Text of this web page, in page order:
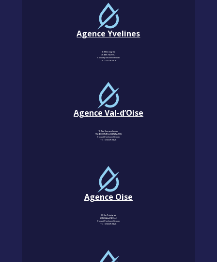
Agence Yvelines
3, Allée magritte
78400 CHATOU
Contact@km-humidite.com
Tel :01 30 76 13 26
Agence Val-d’Oise
18, Rue Georges Leroux
95240 CORMEILLES-EN-PARISIS
Contact@km-humidite.com
Tel :01 30 76 13 26
Agence Oise
22, Rue Principale
60850 LALANDELLE
Contact@km-humidite.com
Tel :01 30 76 13 26